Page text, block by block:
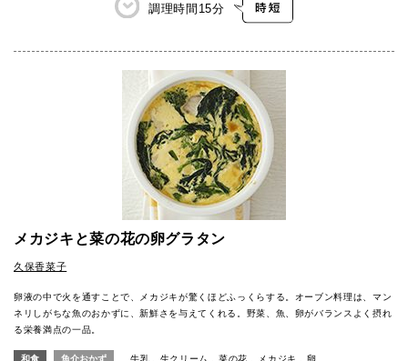
調理時間 15分
メカジキと菜の花の卵グラタン
久保香菜子
卵液の中で火を通すことで、メカジキが驚くほどふっくらする。オーブン料理は、マン
ネリしがちな魚のおかずに、新鮮さを与えてくれる。野菜、魚、卵がバランスよく摂れ
る栄養満点の一品。